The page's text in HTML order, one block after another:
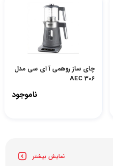
چای ساز روهمی آ ای سی مدل
AEC 306
ناموجود
نمایش بیشتر